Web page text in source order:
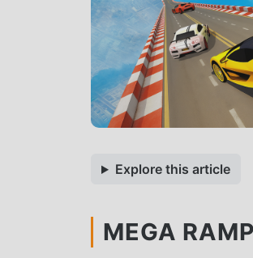
Explore this article
MEGA